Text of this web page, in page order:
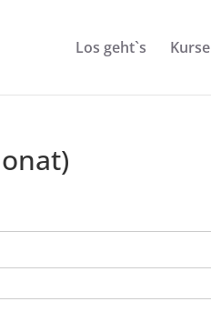
Los geht`s Kurse